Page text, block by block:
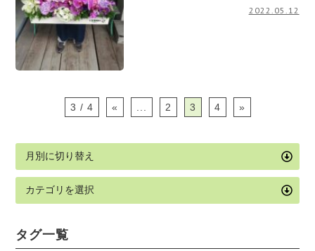
2022.05.12
3 / 4 « ... 2 3 4 »
タグ一覧